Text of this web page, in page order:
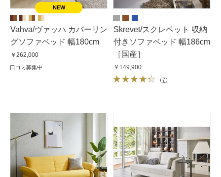
Vahva/ヴァッハ カバーリン
グソファベッド 幅180cm
￥262,000
口コミ募集中
Skrevet/スクレベット 収納
付きソファベッド 幅186cm
［国産］
￥149,900
（7）